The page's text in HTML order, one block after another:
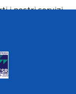
i nostri servizi.